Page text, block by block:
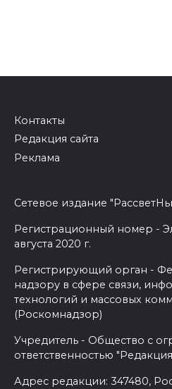
Контакты
Редакция сайта
Реклама
Сетевое издание
Регистрационный номер -
августа 2020 г.
Регистрирующий орган -
надзору в сфере связи,
технологий и массовых
(Роскомнадзор)
Учредитель - Общество с
ответственностью
Адрес редакции: 347480,